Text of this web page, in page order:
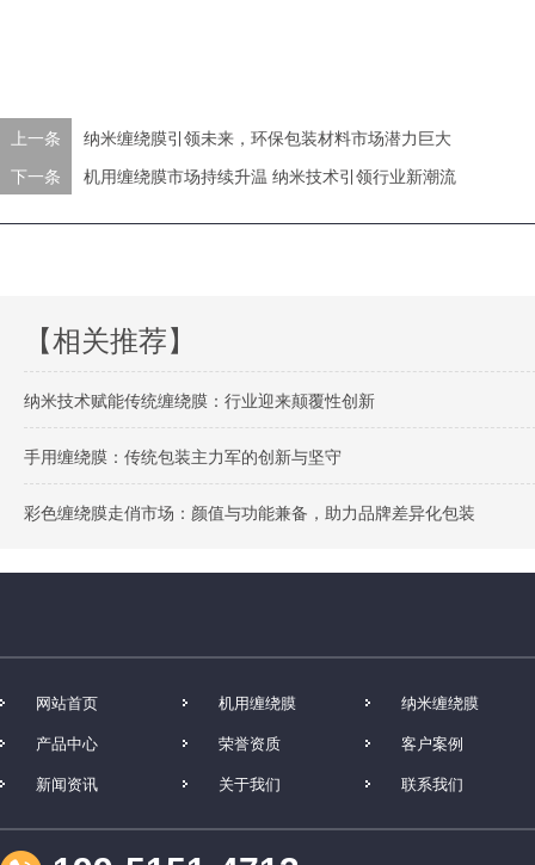
上一条
纳米缠绕膜引领未来，环保包装材料市场潜力巨大
下一条
机用缠绕膜市场持续升温 纳米技术引领行业新潮流
【相关推荐】
纳米技术赋能传统缠绕膜：行业迎来颠覆性创新
手用缠绕膜：传统包装主力军的创新与坚守
彩色缠绕膜走俏市场：颜值与功能兼备，助力品牌差异化包装
网站首页 机用缠绕膜
纳米缠绕膜
产品中心
荣誉资质
客户案例
新闻资讯
关于我们 联系我们